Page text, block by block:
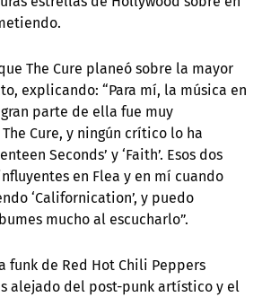
The Cure planeó sobre la mayor
explicando: “Para mí, la música en
gran parte de ella fue muy
Cure, y ningún crítico lo ha
Seconds’ y ‘Faith’. Esos dos
en Flea y en mí cuando
‘Californication’, y puedo
mucho al escucharlo”.
funk de Red Hot Chili Peppers
alejado del post-punk artístico y el